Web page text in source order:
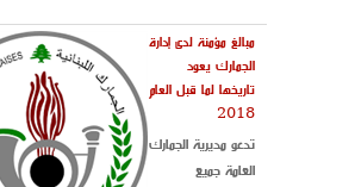
مبالغ مؤمنة لدى إدارة
الجمارك يعود
تاريخها لما قبل العام
2018
تدعو مديرية الجمارك
العامة جميع